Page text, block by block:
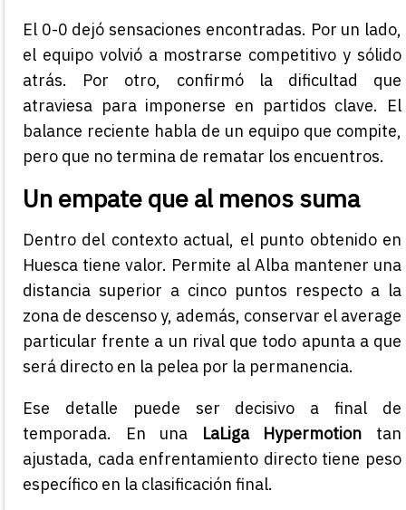
El 0-0 dejó sensaciones encontradas. Por un lado,
el equipo volvió a mostrarse competitivo y sólido
atrás. Por otro, confirmó la dificultad que
atraviesa para imponerse en partidos clave. El
balance reciente habla de un equipo que compite,
pero que no termina de rematar los encuentros.
Un empate que al menos suma
Dentro del contexto actual, el punto obtenido en
Huesca tiene valor. Permite al Alba mantener una
distancia superior a cinco puntos respecto a la
zona de descenso y, además, conservar el average
particular frente a un rival que todo apunta a que
será directo en la pelea por la permanencia.
Ese detalle puede ser decisivo a final de
temporada. En una LaLiga Hypermotion tan
ajustada, cada enfrentamiento directo tiene peso
específico en la clasificación final.